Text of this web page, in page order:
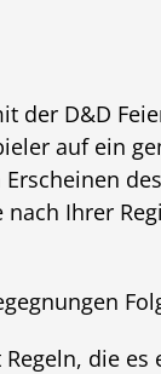
der D&D
auf ein
Ihrer
die